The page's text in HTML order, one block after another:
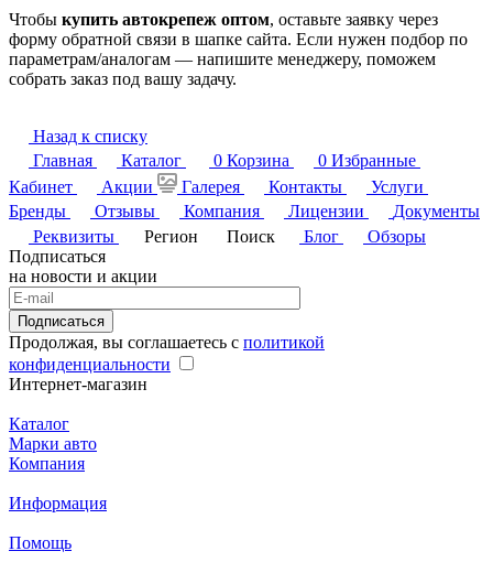
Чтобы купить автокрепеж оптом, оставьте заявку через
форму обратной связи в шапке сайта. Если нужен подбор по
параметрам/аналогам — напишите менеджеру, поможем
собрать заказ под вашу задачу.
Назад к списку
Главная
Каталог 0 Корзина 0 Избранные
Кабинет
Акции Галерея Контакты
Услуги
Бренды
Отзывы Компания Лицензии
Документы
Реквизиты
Регион Поиск Блог
Обзоры
Подписаться
на новости и акции
Подписаться
Продолжая, вы соглашаетесь с политикой
конфиденциальности
Интернет-магазин
Каталог
Марки авто
Компания
Информация
Помощь